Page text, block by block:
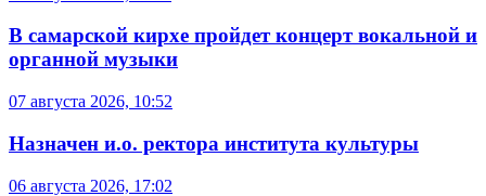
В самарской кирхе пройдет концерт вокальной и
органной музыки
07 августа 2026, 10:52
Назначен и.о. ректора института культуры
06 августа 2026, 17:02